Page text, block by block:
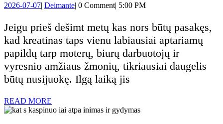
būti
nei
2026-07-072026-
07
| DeimanteDeimante
| 0 Comment| 5:00 PM
Jeigu prieš dešimt metų kas nors būtų pasakęs,
kad kreatinas taps vienu labiausiai aptariamų
papildų tarp moterų, biurų darbuotojų ir
vyresnio amžiaus žmonių, tikriausiai daugelis
būtų nusijuokę. Ilgą laiką jis
READ MORE
MORE